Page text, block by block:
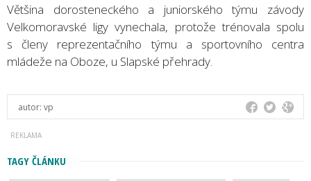
Většina dorosteneckého a juniorského týmu závody
Velkomoravské ligy vynechala, protože trénovala spolu
s členy reprezentačního týmu a sportovního centra
mládeže na Oboze, u Slapské přehrady.
autor: vp
TAGY ČLÁNKU